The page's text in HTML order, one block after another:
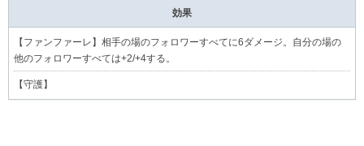
効果
【 ファンファーレ 】相手の場のフォロワーすべてに6ダメージ。自分の場の
他のフォロワーすべては+2/+4する。
【守護】